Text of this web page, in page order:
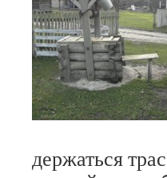
держаться